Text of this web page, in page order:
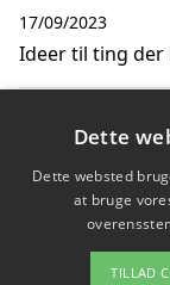
Ideer til ting der
17/09/2023
3 typer af
Dette
Dette websted
at bruge
TILLAD